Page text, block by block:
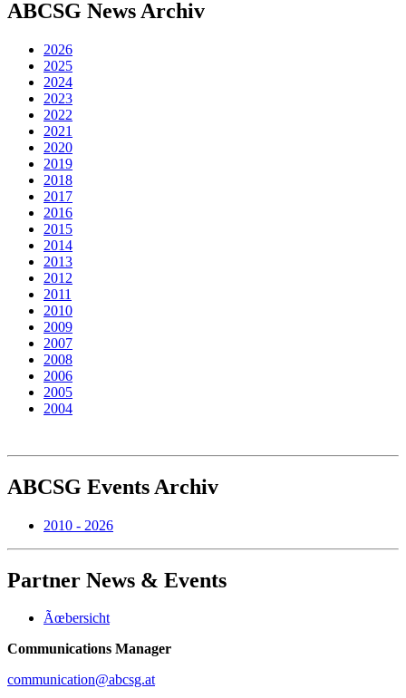
ABCSG News Archiv
2026
2025
2024
2023
2022
2021
2020
2019
2018
2017
2016
2015
2014
2013
2012
2011
2010
2009
2007
2008
2006
2005
2004
ABCSG Events Archiv
2010 - 2026
Partner News & Events
Ãœbersicht
Communications Manager
communication@abcsg.at